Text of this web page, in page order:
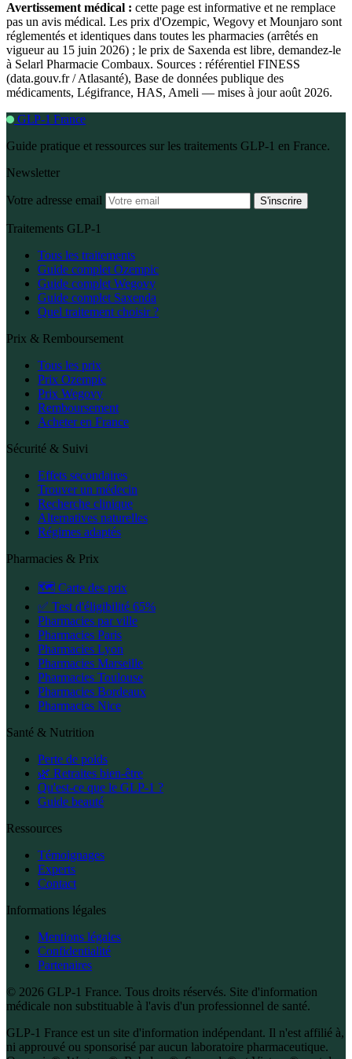
Avertissement médical : cette page est informative et ne remplace
pas un avis médical. Les prix d'Ozempic, Wegovy et Mounjaro sont
réglementés et identiques dans toutes les pharmacies (arrêtés en
vigueur au 15 juin 2026) ; le prix de Saxenda est libre, demandez-le
à Selarl Pharmacie Combaux. Sources : référentiel FINESS
(data.gouv.fr / Atlasanté), Base de données publique des
médicaments, Légifrance, HAS, Ameli — mises à jour août 2026.
GLP-1 France
Guide pratique et ressources sur les traitements GLP-1 en France.
Newsletter
Votre adresse email S'inscrire
Traitements GLP-1
Tous les traitements
Guide complet Ozempic
Guide complet Wegovy
Guide complet Saxenda
Quel traitement choisir ?
Prix & Remboursement
Tous les prix
Prix Ozempic
Prix Wegovy
Remboursement
Acheter en France
Sécurité & Suivi
Effets secondaires
Trouver un médecin
Recherche clinique
Alternatives naturelles
Régimes adaptés
Pharmacies & Prix
🗺️ Carte des prix
✅ Test d'éligibilité 65%
Pharmacies par ville
Pharmacies Paris
Pharmacies Lyon
Pharmacies Marseille
Pharmacies Toulouse
Pharmacies Bordeaux
Pharmacies Nice
Santé & Nutrition
Perte de poids
🌿 Retraites bien-être
Qu'est-ce que le GLP-1 ?
Guide beauté
Ressources
Témoignages
Experts
Contact
Informations légales
Mentions légales
Confidentialité
Partenaires
© 2026 GLP-1 France. Tous droits réservés. Site d'information
médicale non substituable à l'avis d'un professionnel de santé.
GLP-1 France est un site d'information indépendant. Il n'est affilié à,
ni approuvé ou sponsorisé par aucun laboratoire pharmaceutique.